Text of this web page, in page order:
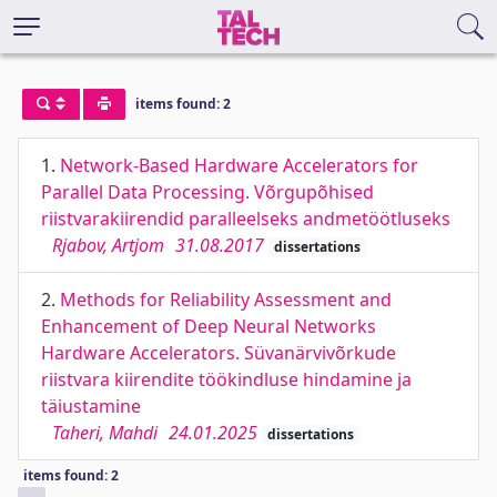
items found: 2
1. Network-Based Hardware Accelerators for
Parallel Data Processing. Võrgupõhised
riistvarakiirendid paralleelseks andmetöötluseks
Rjabov, Artjom 31.08.2017 dissertations
2. Methods for Reliability Assessment and
Enhancement of Deep Neural Networks
Hardware Accelerators. Süvanärvivõrkude
riistvara kiirendite töökindluse hindamine ja
täiustamine
Taheri, Mahdi 24.01.2025 dissertations
items found: 2